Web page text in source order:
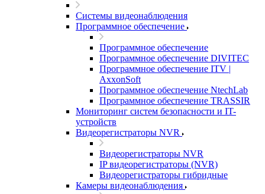
Системы видеонаблюдения
Программное обеспечение
Программное обеспечение
Программное обеспечение DIVITEC
Программное обеспечение ITV |
AxxonSoft
Программное обеспечение NtechLab
Программное обеспечение TRASSIR
Мониторинг систем безопасности и IT-
устройств
Видеорегистраторы NVR
Видеорегистраторы NVR
IP видеорегистраторы (NVR)
Видеорегистраторы гибридные
Камеры видеонаблюдения